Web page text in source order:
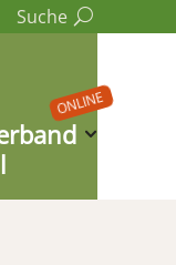
Suche
ONLINE